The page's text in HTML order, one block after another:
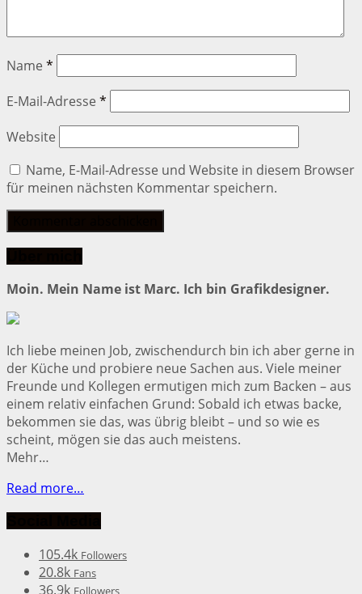
Name *
E-Mail-Adresse *
Website
Name, E-Mail-Adresse und Website in diesem Browser
für meinen nächsten Kommentar speichern.
Moin. Mein Name ist Marc. Ich bin Grafikdesigner.
Ich liebe meinen Job, zwischendurch bin ich aber gerne in
der Küche und probiere neue Sachen aus. Viele meiner
Freunde und Kollegen ermutigen mich zum Backen – aus
einem relativ einfachen Grund: Sobald ich etwas backe,
bekommen sie das, was übrig bleibt – und so wie es
scheint, mögen sie das auch meistens.
Mehr…
Read more…
105.4k Followers
20.8k Fans
36.9k Followers